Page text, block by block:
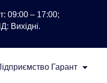
09:00 – 17:00;
Вихідні.
Гарант